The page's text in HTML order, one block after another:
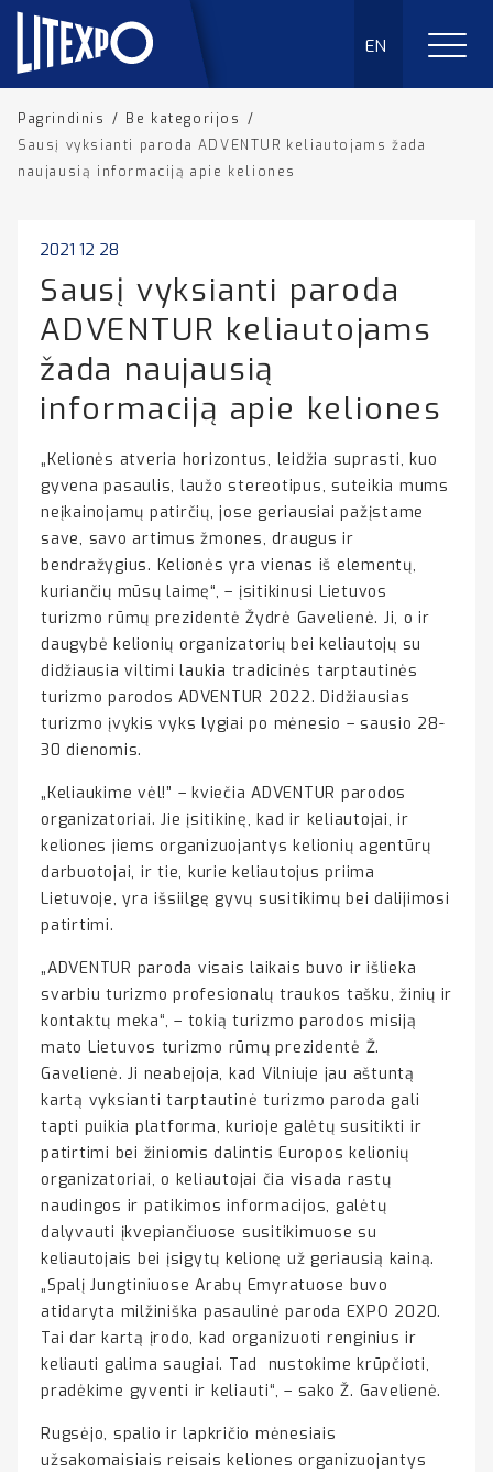
EN
Pagrindinis / Be kategorijos /
Sausį vyksianti paroda ADVENTUR keliautojams žada
naujausią informaciją apie keliones
2021 12 28
Sausį vyksianti paroda
ADVENTUR keliautojams
žada naujausią
informaciją apie keliones
„Kelionės atveria horizontus, leidžia suprasti, kuo
gyvena pasaulis, laužo stereotipus, suteikia mums
neįkainojamų patirčių, jose geriausiai pažįstame
save, savo artimus žmones, draugus ir
bendražygius. Kelionės yra vienas iš elementų,
kuriančių mūsų laimę“, – įsitikinusi Lietuvos
turizmo rūmų prezidentė Žydrė Gavelienė. Ji, o ir
daugybė kelionių organizatorių bei keliautojų su
didžiausia viltimi laukia tradicinės tarptautinės
turizmo parodos ADVENTUR 2022. Didžiausias
turizmo įvykis vyks lygiai po mėnesio – sausio 28-
30 dienomis.
„Keliaukime vėl!” – kviečia ADVENTUR parodos
organizatoriai. Jie įsitikinę, kad ir keliautojai, ir
keliones jiems organizuojantys kelionių agentūrų
darbuotojai, ir tie, kurie keliautojus priima
Lietuvoje, yra išsiilgę gyvų susitikimų bei dalijimosi
patirtimi.
„ADVENTUR paroda visais laikais buvo ir išlieka
svarbiu turizmo profesionalų traukos tašku, žinių ir
kontaktų meka“, – tokią turizmo parodos misiją
mato Lietuvos turizmo rūmų prezidentė Ž.
Gavelienė. Ji neabejoja, kad Vilniuje jau aštuntą
kartą vyksianti tarptautinė turizmo paroda gali
tapti puikia platforma, kurioje galėtų susitikti ir
patirtimi bei žiniomis dalintis Europos kelionių
organizatoriai, o keliautojai čia visada rastų
naudingos ir patikimos informacijos, galėtų
dalyvauti įkvepiančiuose susitikimuose su
keliautojais bei įsigytų kelionę už geriausią kainą.
„Spalį Jungtiniuose Arabų Emyratuose buvo
atidaryta milžiniška pasaulinė paroda EXPO 2020.
Tai dar kartą įrodo, kad organizuoti renginius ir
keliauti galima saugiai. Tad nustokime krūpčioti,
pradėkime gyventi ir keliauti“, – sako Ž. Gavelienė.
Rugsėjo, spalio ir lapkričio mėnesiais
užsakomaisiais reisais keliones organizuojantys